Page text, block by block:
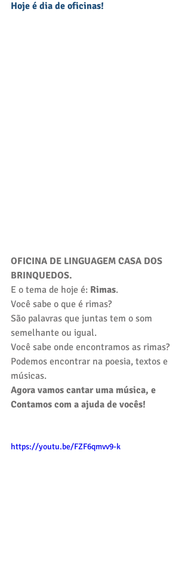
Hoje é dia de oficinas!
OFICINA DE LINGUAGEM CASA DOS
BRINQUEDOS.
E o tema de hoje é: Rimas.
Você sabe o que é rimas?
São palavras que juntas tem o som
semelhante ou igual.
Você sabe onde encontramos as rimas?
Podemos encontrar na poesia, textos e
músicas.
Agora vamos cantar uma música, e
Contamos com a ajuda de vocês!
https://youtu.be/FZF6qmvv9-k